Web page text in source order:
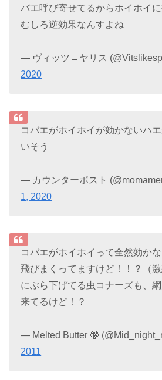
バエ呼び寄せてるからホイホイ
むしろ逆効果なんすよね
— ヴィッツ→ヤリス
2020
コバエがホイホイが効かないハ
いそう
— カウンターポスト
1, 2020
コバエがホイホイって全然効か
飛びまくってますけど！！？（
にぶら下げてる虫コナーズも、
来てるけど！？
— Melted Butter 🔞
2011